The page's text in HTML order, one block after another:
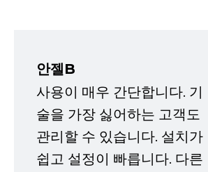
안젤B
사용이 매우 간단합니다. 기
술을 가장 싫어하는 고객도
관리할 수 있습니다. 설치가
쉽고 설정이 빠릅니다. 다른